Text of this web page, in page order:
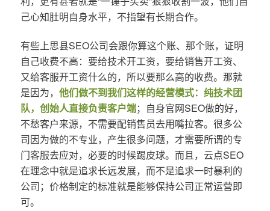
己心知肚明自身水平，不指望有长期合作。
有些上思县SEO公司会跟你算这个账、那个账，证明
自己收费不高：要给技术开工资，要给销售开工资、
又给客服开工资什么的，所以要那么高的收费。那就
是因为， 他们做不到我们这样的经营模式：纯技术团
队，创始人直接负责客户端；自身官网SEO做的好，
不愁客户来源，不需要配销售员去用嘴拉客。很多公
司因为做的不专业，产生很多问题，才需要所谓的专
门客服去应对，必要的时候踢皮球。而且，云点SEO
在理念中就是追求长远发展，而不是追求一时暴利的
公司；价格制定的标准就是能够保持公司正常运营即
可。